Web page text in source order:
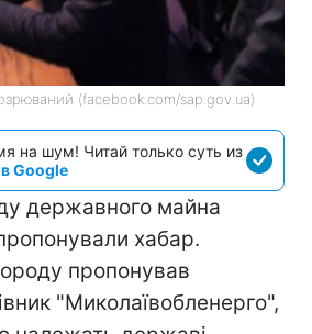
(facebook.com/sap.gov.ua)
на шум! Читай только суть из
Google
державного майна
хабар.
пропонував
"Миколаївобленерго",